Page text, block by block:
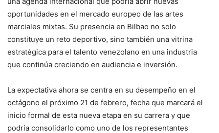
oportunidades en el mercado europeo de las artes
marciales mixtas. Su presencia en Bilbao no solo
constituye un reto deportivo, sino también una vitrina
estratégica para el talento venezolano en una industria
que continúa creciendo en audiencia e inversión.
La expectativa ahora se centra en su desempeño en el
octágono el próximo 21 de febrero, fecha que marcará el
inicio formal de esta nueva etapa en su carrera y que
podría consolidarlo como uno de los representantes